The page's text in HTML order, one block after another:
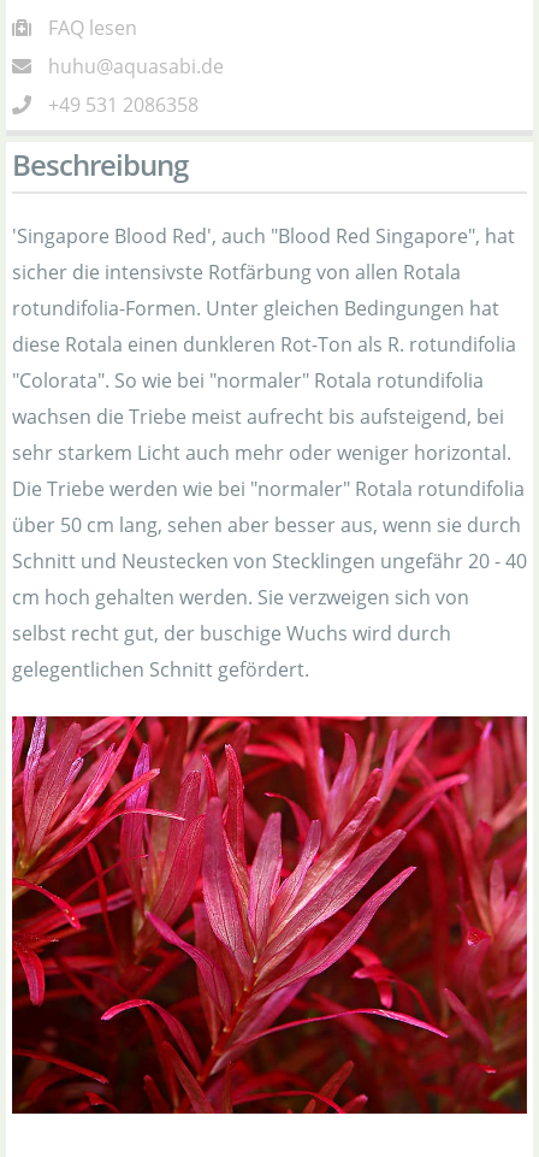
FAQ lesen
huhu@aquasabi.de
+49 531 2086358
Beschreibung
'Singapore Blood Red', auch "Blood Red Singapore", hat
sicher die intensivste Rotfärbung von allen Rotala
rotundifolia-Formen. Unter gleichen Bedingungen hat
diese Rotala einen dunkleren Rot-Ton als R. rotundifolia
"Colorata". So wie bei "normaler" Rotala rotundifolia
wachsen die Triebe meist aufrecht bis aufsteigend, bei
sehr starkem Licht auch mehr oder weniger horizontal.
Die Triebe werden wie bei "normaler" Rotala rotundifolia
über 50 cm lang, sehen aber besser aus, wenn sie durch
Schnitt und Neustecken von Stecklingen ungefähr 20 - 40
cm hoch gehalten werden. Sie verzweigen sich von
selbst recht gut, der buschige Wuchs wird durch
gelegentlichen Schnitt gefördert.